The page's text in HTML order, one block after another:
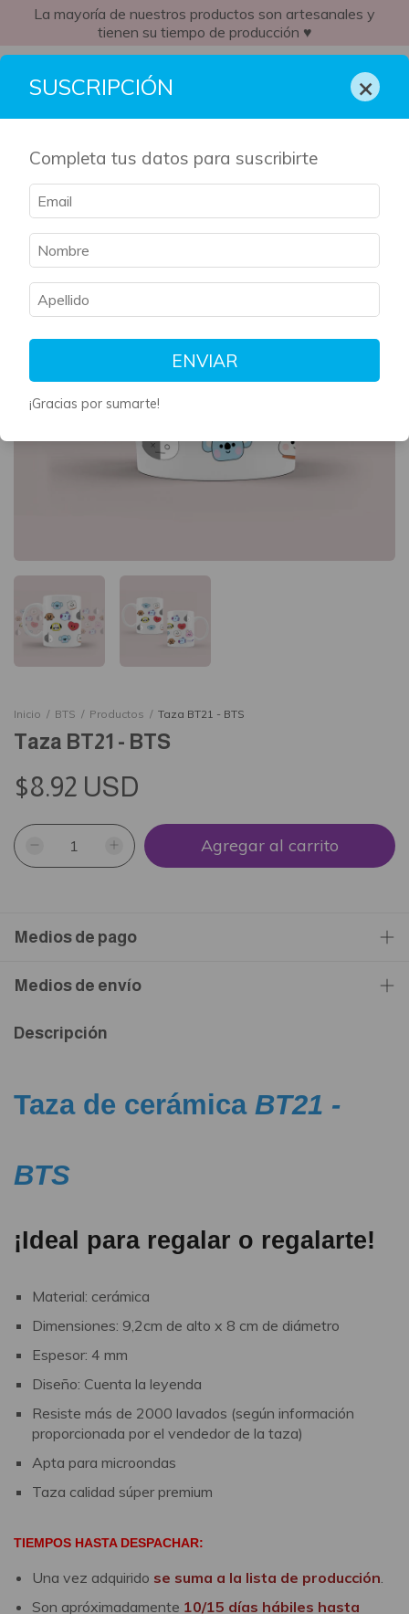
La mayoría de nuestros productos son artesanales y
tienen su tiempo de producción ♥
Inicio / BTS / Productos / Taza BT21 - BTS
Taza BT21 - BTS
$8.92 USD
Medios de pago
Medios de envío
Descripción
Taza de cerámicaBT21 -
BTS
¡Ideal para regalar o regalarte!
Material: cerámica
Dimensiones: 9,2cm de alto x 8 cm de diámetro
Espesor: 4 mm
Diseño: Cuenta la leyenda
Resiste más de 2000 lavados (según información
proporcionada por el vendedor de la taza)
Apta para microondas
Taza calidad súper premium
TIEMPOS HASTA DESPACHAR:
Una vez adquirido se suma a la lista de producción.
Son apróximadamente 10/15 días hábiles hasta
SUSCRIPCIÓN ×
Completa tus datos para suscribirte
ENVIAR
¡Gracias por sumarte!